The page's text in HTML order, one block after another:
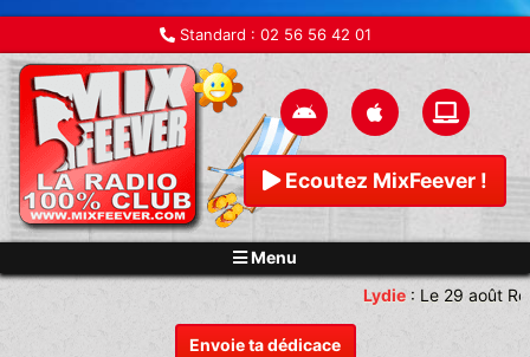
Standard : 02 56 56 42 01
Ecoutez MixFeever !
Menu
Envoie ta dédicace
Lydie:Le 29 août